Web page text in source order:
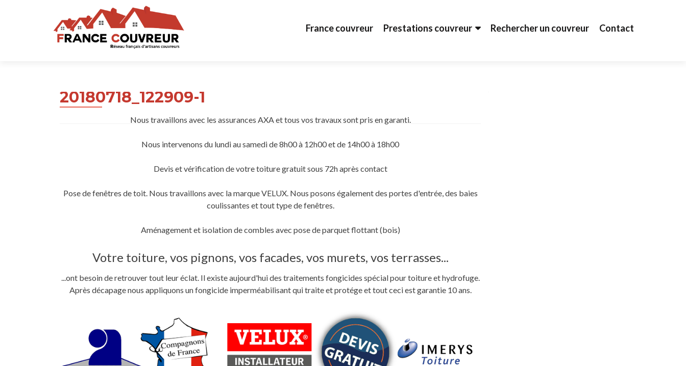
France couvreur Prestations couvreur Rechercher un couvreur Contact
20180718_122909-1
Nous travaillons avec les assurances AXA et tous vos travaux sont pris en garanti.
Nous intervenons du lundi au samedi de 8h00 à 12h00 et de 14h00 à 18h00
Devis et vérification de votre toiture gratuit sous 72h après contact
Pose de fenêtres de toit. Nous travaillons avec la marque VELUX. Nous posons également des portes d'entrée, des baies
coulissantes et tout type de fenêtres.
Aménagement et isolation de combles avec pose de parquet flottant (bois)
Votre toiture, vos pignons, vos facades, vos murets, vos terrasses...
...ont besoin de retrouver tout leur éclat. Il existe aujourd'hui des traitements fongicides spécial pour toiture et hydrofuge.
Après décapage nous appliquons un fongicide imperméabilisant qui traite et protége et tout ceci est garantie 10 ans.